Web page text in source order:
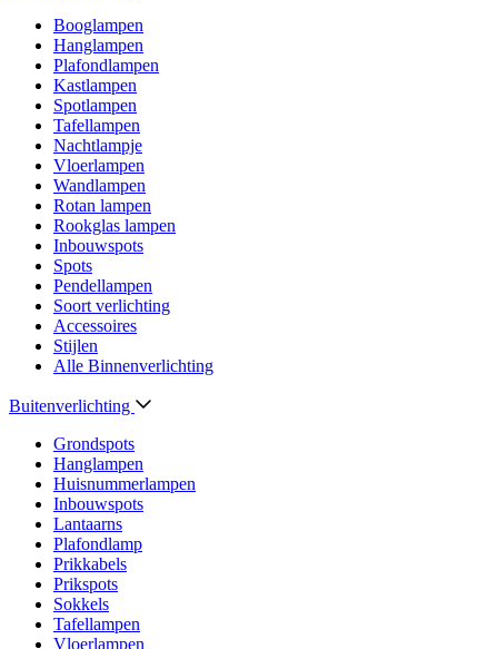
Booglampen
Hanglampen
Plafondlampen
Kastlampen
Spotlampen
Tafellampen
Nachtlampje
Vloerlampen
Wandlampen
Rotan lampen
Rookglas lampen
Inbouwspots
Spots
Pendellampen
Soort verlichting
Accessoires
Stijlen
Alle Binnenverlichting
Buitenverlichting
Grondspots
Hanglampen
Huisnummerlampen
Inbouwspots
Lantaarns
Plafondlamp
Prikkabels
Prikspots
Sokkels
Tafellampen
Vloerlampen